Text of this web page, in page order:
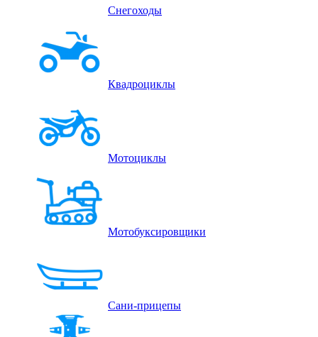
Снегоходы
Квадроциклы
Мотоциклы
Мотобуксировщики
Сани-прицепы